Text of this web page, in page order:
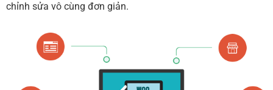
chỉnh sửa vô cùng đơn giản.